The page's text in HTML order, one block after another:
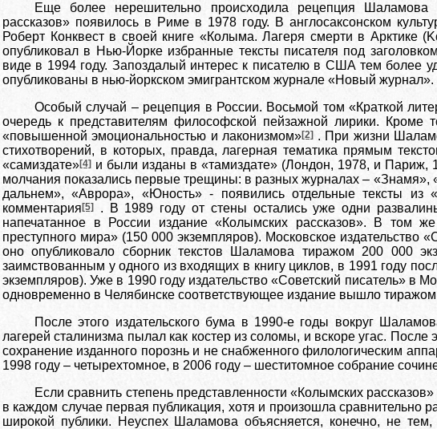
Еще более нерешительно происходила рецепция Шаламова
рассказов» появилось в Риме в 1978 году. В англосаксонском
Роберт Конквест в своей книге «Колыма. Лагеря смерти в Арктике
опубликовал в Нью-Йорке избранные тексты писателя под
виде в 1994 году. Запоздалый интерес к писателю в США тем более
опубликованы в нью-йоркском эмигрантском журнале «Новый журнал».
Особый случай – рецепция в России. Восьмой том «Краткой
очередь к представителям философской пейзажной лирики. Кроме
«повышенной эмоциональностью и лаконизмом»[2] . При жизни
стихотворений, в которых, правда, лагерная тематика прямым
«самиздате»[4] и были изданы в «тамиздате» (Лондон, 1978, и Париж,
молчания показались первые трещины: в разных журналах –
дальнем», «Аврора», «Юность» - появились отдельные тексты из
комментария [5]
. В 1989 году от стены остались уже одни
напечатанное в России издание «Колымских рассказов». В том
преступного мира» (150 000 экземпляров). Московское
оно опубликовало сборник текстов Шаламова тиражом 200 000
заимствованным у одного из входящих в книгу циклов, в 1991 году
экземпляров). Уже в 1990 году издательство «Советский писатель» в
одновременно в Челябинске соответствующее издание вышло
После этого издательского бума в 1990-е годы вокруг
лагерей сталинизма пылал как костер из соломы, и вскоре угас.
сохранение изданного порознь и не снабженного филологическим
1998 году – четырехтомное, в 2006 году – шеститомное собрание
Если сравнить степень представленности «Колымских
в каждом случае первая публикация, хотя и произошла сравнительно
широкой публики. Неуспех Шаламова объясняется, конечно, не